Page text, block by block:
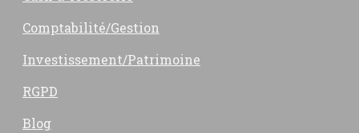
Comptabilité/Gestion
Investissement/Patrimoine
RGPD
Blog